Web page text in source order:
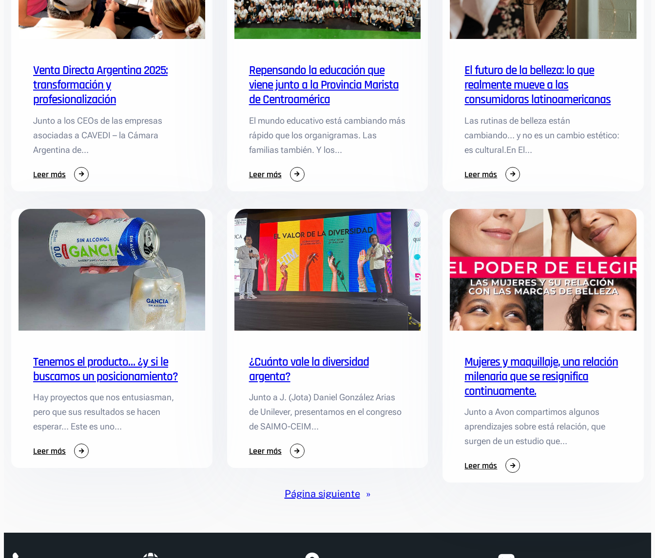
Venta Directa Argentina 2025:
transformación y
profesionalización
Junto a los CEOs de las empresas
asociadas a CAVEDI – la Cámara
Argentina de…
Leer más
Argentina
2025:
transformación
y
profesionalización
Repensando la educación que
viene junto a la Provincia Marista
de Centroamérica
El mundo educativo está cambiando más
rápido que los organigramas. Las
familias también. Y los…
Leer más:
educación
que
viene
junto
a
la
Provincia
de
El futuro de la belleza: lo que
realmente mueve a las
consumidoras latinoamericanas
Las rutinas de belleza están
cambiando… y no es un cambio estético:
es cultural.En El…
Leer más
de
la
belleza:
lo
que
realmente
mueve
a
las
latinoamericanas
Tenemos el producto… ¿y si le
buscamos un posicionamiento?
Hay proyectos que nos entusiasman,
pero que sus resultados se hacen
esperar… Este es uno…
Leer más
le
¿Cuánto vale la diversidad
argenta?
Junto a J. (Jota) Daniel González Arias
de Unilever, presentamos en el congreso
de SAIMO-CEIM…
Leer más:
la
Mujeres y maquillaje, una relación
milenaria que se resignifica
continuamente.
Junto a Avon compartimos algunos
aprendizajes sobre está relación, que
surgen de un estudio que…
Leer más
relación
Página siguiente »